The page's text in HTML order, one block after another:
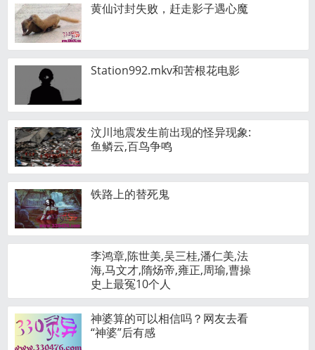
黄仙讨封失败，赶走影子遇心魔
Station992.mkv和苦根花电影
汶川地震发生前出现的怪异现象:
鱼鳞云,百鸟争鸣
铁路上的替死鬼
李鸿章,陈世美,吴三桂,潘仁美,法
海,马文才,隋炀帝,雍正,周瑜,曹操
史上最冤10个人
神婆算的可以相信吗？网友去看
“神婆”后有感